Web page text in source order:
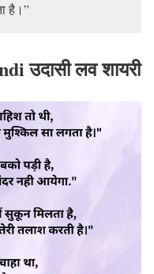
है।”
उदासी लव शायरी